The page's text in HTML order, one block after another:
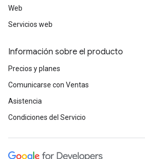
Web
Servicios web
Información sobre el producto
Precios y planes
Comunicarse con Ventas
Asistencia
Condiciones del Servicio